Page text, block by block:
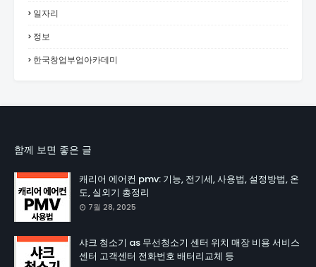
일자리
정보
한국창업부업아카데미
함께 보면 좋은 글
캐리어 에어컨 pmv: 기능, 전기세, 사용법, 설정방법, 온
도, 실외기 총정리
7월 28, 2025
샤크 청소기 as 무선청소기 센터 위치 매장 비용 서비스
센터 고객센터 전화번호 배터리교체 등